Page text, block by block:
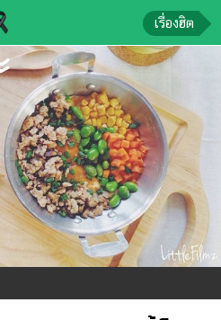
เรื่องฮิต